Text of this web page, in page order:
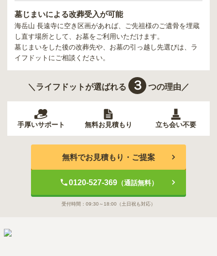
墓じまいによる改葬受入が可能
海岳山 長遠寺に空き区画があれば、ご先祖様のご遺骨を埋蔵
し直す場所として、お墓をご利用いただけます。
墓じまいをした後の改葬先や、お墓の引っ越し先選びは、ラ
イフドットにご相談ください。
＼ライフドットが選ばれる ３ つの理由／
手厚いサポート 無料お見積もり 立ち会い不要
無料でお見積もり・ご提案
0120-527-369（通話無料）
受付時間： 09:30～18:00 （土日祝も対応）